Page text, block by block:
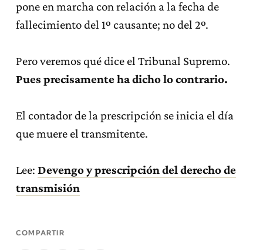
pone en marcha con relación a la fecha de
fallecimiento del 1º causante; no del 2º.
Pero veremos qué dice el Tribunal Supremo.
Pues precisamente ha dicho lo contrario.
El contador de la prescripción se inicia el día
que muere el transmitente.
Lee: Devengo y prescripción del derecho de
transmisión
COMPARTIR